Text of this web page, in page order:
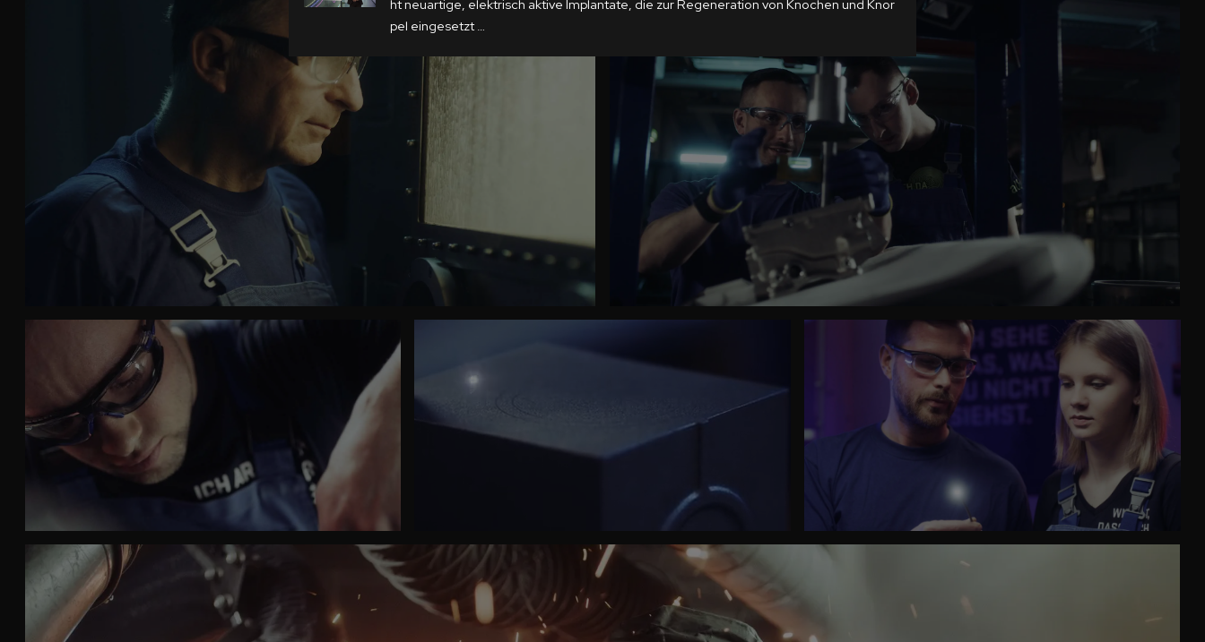
ht neuartige, elektrisch aktive Implantate, die zur Regeneration von Knochen und Knor
pel eingesetzt …